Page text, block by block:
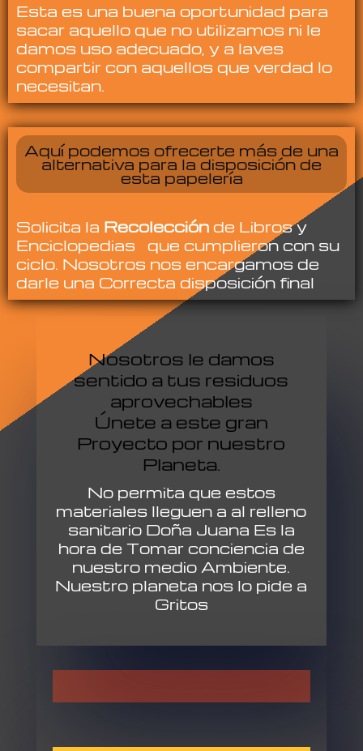
Esta es una buena oportunidad para
sacar aquello que no utilizamos ni le
damos uso adecuado, y a laves
compartir con aquellos que verdad lo
necesitan.
Aquí podemos ofrecerte más de una
alternativa para la disposición de
esta papelería
Solicita la Recolección de Libros y
Enciclopedias que cumplieron con su
ciclo. Nosotros nos encargamos de
darle una Correcta disposición final
Nosotros le damos
sentido a tus residuos
aprovechables
Únete a este gran
Proyecto por nuestro
Planeta.
No permita que estos
materiales lleguen a al relleno
sanitario Doña Juana Es la
hora de Tomar conciencia de
nuestro medio Ambiente.
Nuestro planeta nos lo pide a
Gritos